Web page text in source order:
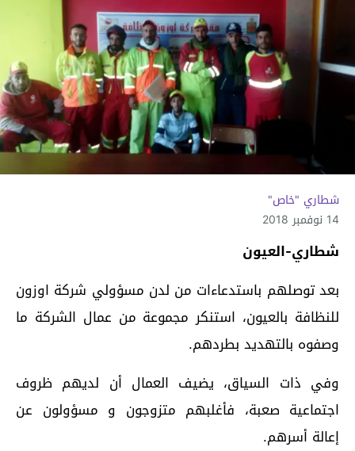
شطاري "خاص"
14 نوفمبر 2018
شطاري-العيون
بعد توصلهم باستدعاءات من لدن مسؤولي شركة اوزون
للنظافة بالعيون، استنكر مجموعة من عمال الشركة ما
وصفوه بالتهديد بطردهم.
وفي ذات السياق، يضيف العمال أن لديهم ظروف
اجتماعية صعبة، فأغلبهم متزوجون و مسؤولون عن
إعالة أسرهم.